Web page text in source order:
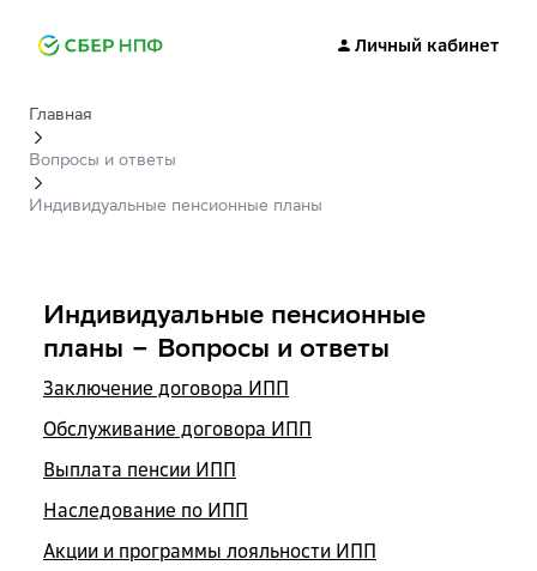
Личный кабинет
Главная
Вопросы и ответы
Индивидуальные пенсионные планы
Индивидуальные пенсионные
планы – Вопросы и ответы
Заключение договора ИПП
Обслуживание договора ИПП
Выплата пенсии ИПП
Наследование по ИПП
Акции и программы лояльности ИПП